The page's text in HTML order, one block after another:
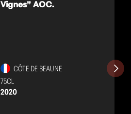
Vignes” AOC.
CÔTE DE BEAUNE
75CL
2020